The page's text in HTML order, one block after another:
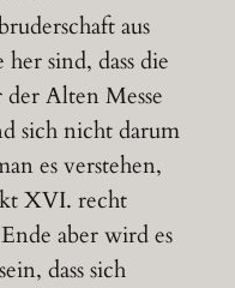
aus
sind, dass die
Alten Messe
sich nicht darum
es verstehen,
XVI. recht
aber wird es
dass sich